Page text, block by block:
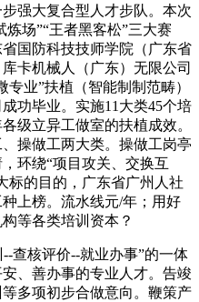
强大复合型人才步队。本次
场”“王者黑客松”三大赛
国防科技技师学院（广东省
卡机械人（广东）无限公司
业”扶植（智能制制范畴）
功毕业。实施11大类45个培
级立异工做室的扶植成效。
操做工两大类。操做工岗亭
环绕“项目攻关、交换互
标的目的，广东省广州人社
上榜。流水线元/年；用好
等各类培训资本？
核评价--就业办事”的一体
、善办事的专业人才。告竣
多项初步合做意向。鞭策产